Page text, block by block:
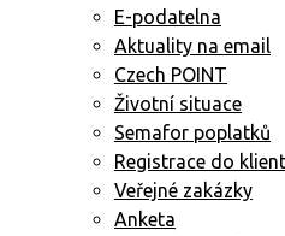
E-podatelna
Aktuality na email
Czech POINT
Životní situace
Semafor poplatků
Registrace do
Veřejné zakázky
Anketa